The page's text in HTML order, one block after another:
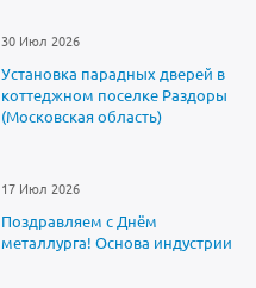
30 Июл 2026
Установка парадных дверей в
коттеджном поселке Раздоры
(Московская область)
17 Июл 2026
Поздравляем с Днём
металлурга! Основа индустрии